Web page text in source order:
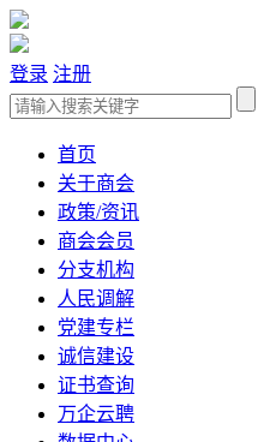
登录 注册
首页
关于商会
政策/资讯
商会会员
分支机构
人民调解
党建专栏
诚信建设
证书查询
万企云聘